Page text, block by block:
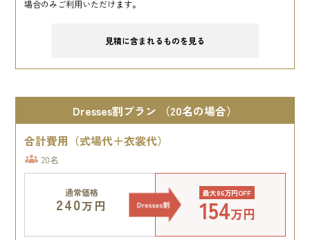
場合のみご利用いただけます。
見積に含まれるものを見る
Dresses割プラン （20名の場合）
合計費用（式場代＋衣裳代）
20名
通常価格
240万円
最大86万円OFF
154万円